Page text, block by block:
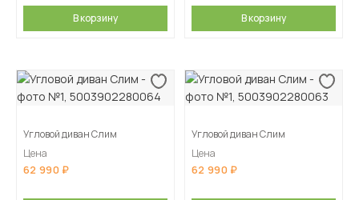
В корзину В корзину
Угловой диван Слим
Цена
62 990
Угловой диван Слим
Цена
62 990